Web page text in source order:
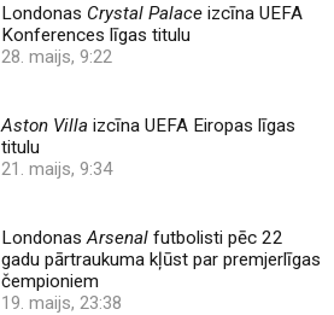
Londonas Crystal Palace izcīna UEFA
Konferences līgas titulu
28. maijs, 9:22
Aston Villa izcīna UEFA Eiropas līgas
titulu
21. maijs, 9:34
LondonasArsenal futbolisti pēc 22
gadu pārtraukuma kļūst par premjerlīgas
čempioniem
19. maijs, 23:38